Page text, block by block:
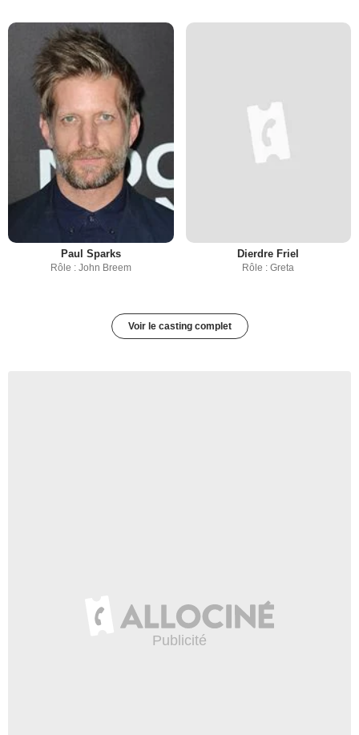
Paul Sparks
Rôle : John Breem
Dierdre Friel
Rôle : Greta
Voir le casting complet